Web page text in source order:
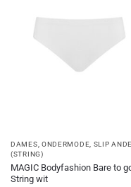
DAMES ONDERMODE SLIP
(STRING)
MAGIC Bodyfashion Bare to
String wit